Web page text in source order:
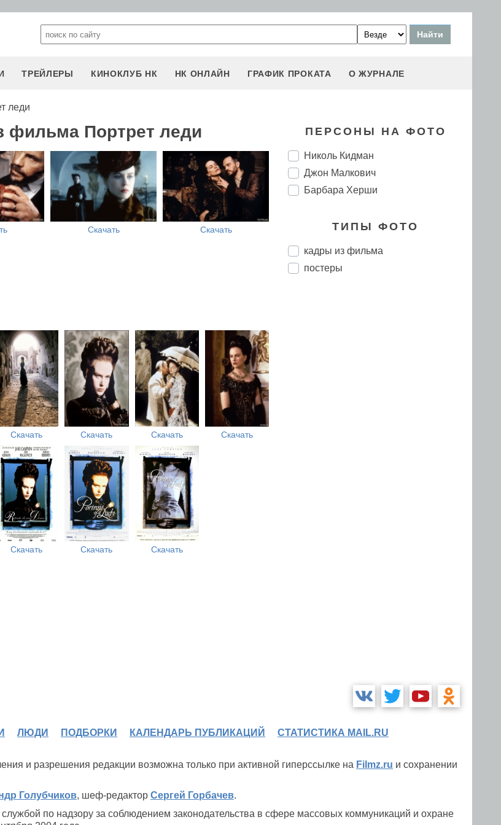
ТРЕЙЛЕРЫ КИНОКЛУБ НК НК ОНЛАЙН ГРАФИК ПРОКАТА О ЖУРНАЛЕ
леди
фильма Портрет леди
Скачать Скачать
Скачать Скачать Скачать Скачать
Скачать Скачать Скачать
ПЕРСОНЫ НА ФОТО
Николь Кидман
Джон Малкович
Барбара Херши
ТИПЫ ФОТО
кадры из фильма
постеры
ЛЮДИ ПОДБОРКИ КАЛЕНДАРЬ ПУБЛИКАЦИЙ СТАТИСТИКА MAIL.RU
и разрешения редакции возможна только при активной гиперссылке на Filmz.ru и сохранении
Голубчиков, шеф-редактор Сергей Горбачев.
по надзору за соблюдением законодательства в сфере массовых коммуникаций и охране